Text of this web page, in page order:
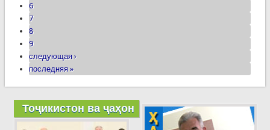
6
7
8
9
следующая ›
последняя »
Тоҷикистон ва ҷаҳон